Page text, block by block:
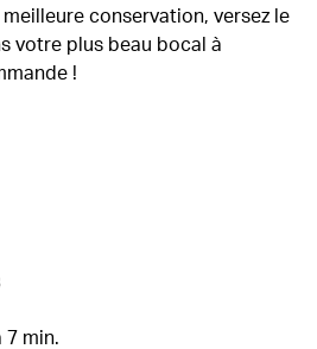
conservation, versez le
votre plus beau bocal à
!
7 min.